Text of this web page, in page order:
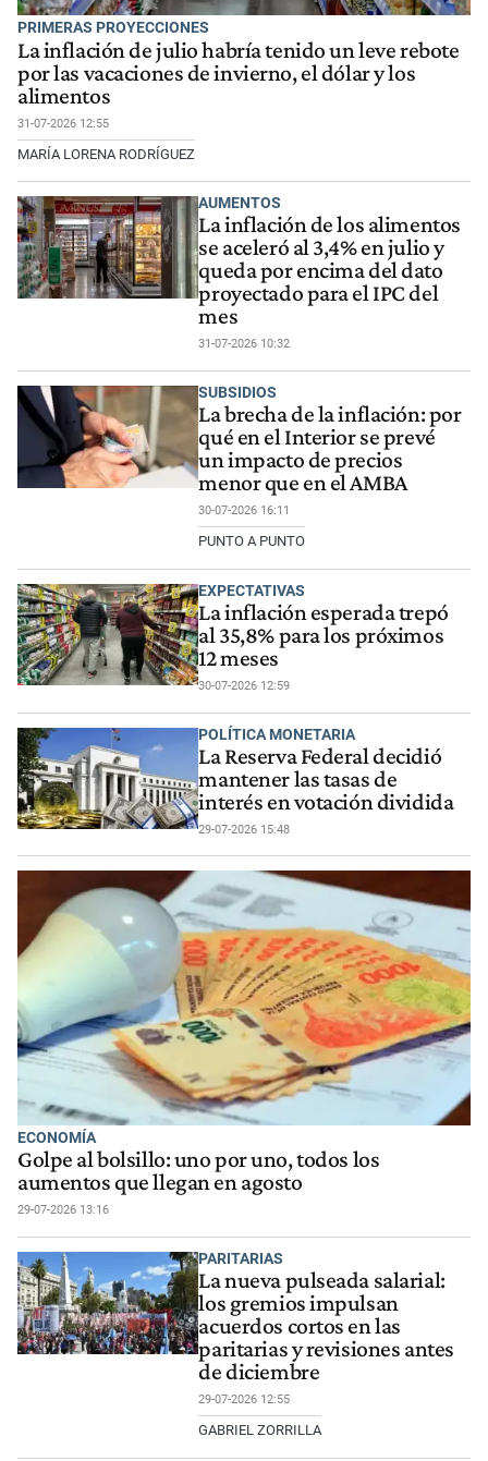
PRIMERAS PROYECCIONES
La inflación de julio habría tenido un leve rebote
por las vacaciones de invierno, el dólar y los
alimentos
31-07-2026 12:55
MARÍA LORENA RODRÍGUEZ
AUMENTOS
La inflación de los alimentos
se aceleró al 3,4% en julio y
queda por encima del dato
proyectado para el IPC del
mes
31-07-2026 10:32
SUBSIDIOS
La brecha de la inflación: por
qué en el Interior se prevé
un impacto de precios
menor que en el AMBA
30-07-2026 16:11
PUNTO A PUNTO
EXPECTATIVAS
La inflación esperada trepó
al 35,8% para los próximos
12 meses
30-07-2026 12:59
POLÍTICA MONETARIA
La Reserva Federal decidió
mantener las tasas de
interés en votación dividida
29-07-2026 15:48
ECONOMÍA
Golpe al bolsillo: uno por uno, todos los
aumentos que llegan en agosto
29-07-2026 13:16
PARITARIAS
La nueva pulseada salarial:
los gremios impulsan
acuerdos cortos en las
paritarias y revisiones antes
de diciembre
29-07-2026 12:55
GABRIEL ZORRILLA